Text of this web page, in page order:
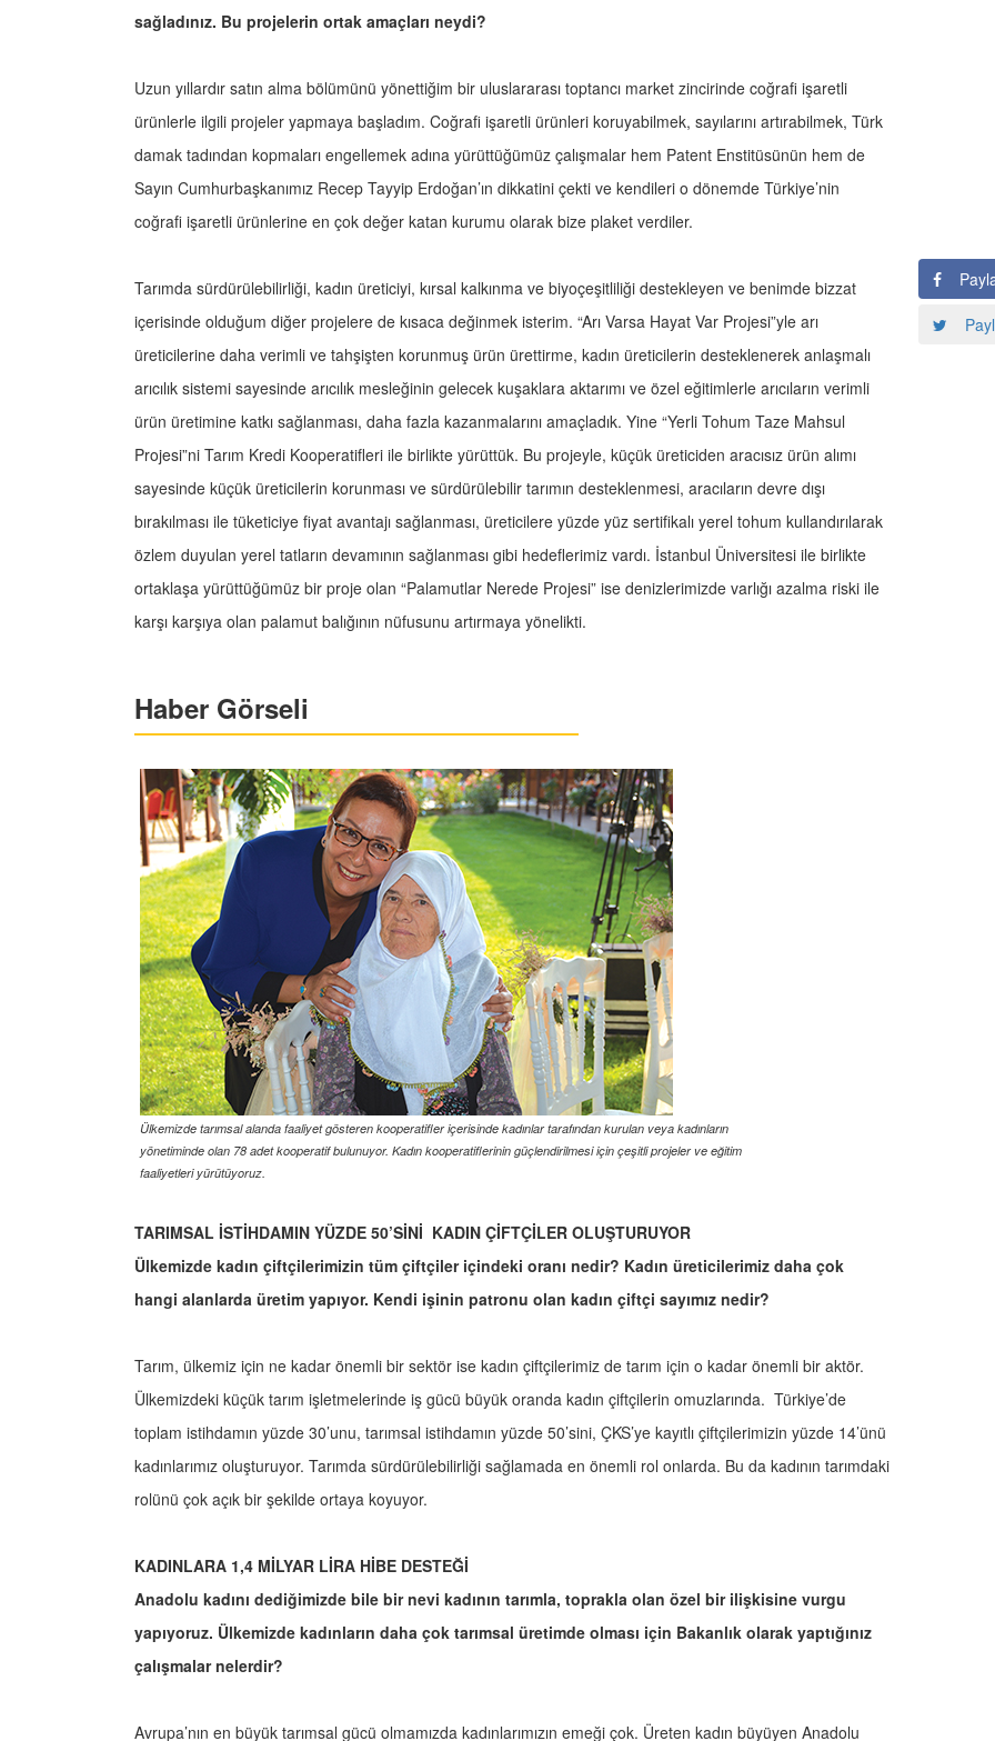
sağladınız. Bu projelerin ortak amaçları neydi?
Uzun yıllardır satın alma bölümünü yönettiğim bir uluslararası toptancı market zincirinde coğrafi işaretli
ürünlerle ilgili projeler yapmaya başladım. Coğrafi işaretli ürünleri koruyabilmek, sayılarını artırabilmek, Türk
damak tadından kopmaları engellemek adına yürüttüğümüz çalışmalar hem Patent Enstitüsünün hem de
Sayın Cumhurbaşkanımız Recep Tayyip Erdoğan’ın dikkatini çekti ve kendileri o dönemde Türkiye’nin
coğrafi işaretli ürünlerine en çok değer katan kurumu olarak bize plaket verdiler.
Tarımda sürdürülebilirliği, kadın üreticiyi, kırsal kalkınma ve biyoçeşitliliği destekleyen ve benimde bizzat
içerisinde olduğum diğer projelere de kısaca değinmek isterim. “Arı Varsa Hayat Var Projesi”yle arı
üreticilerine daha verimli ve tahşişten korunmuş ürün ürettirme, kadın üreticilerin desteklenerek anlaşmalı
arıcılık sistemi sayesinde arıcılık mesleğinin gelecek kuşaklara aktarımı ve özel eğitimlerle arıcıların verimli
ürün üretimine katkı sağlanması, daha fazla kazanmalarını amaçladık. Yine “Yerli Tohum Taze Mahsul
Projesi”ni Tarım Kredi Kooperatifleri ile birlikte yürüttük. Bu projeyle, küçük üreticiden aracısız ürün alımı
sayesinde küçük üreticilerin korunması ve sürdürülebilir tarımın desteklenmesi, aracıların devre dışı
bırakılması ile tüketiciye fiyat avantajı sağlanması, üreticilere yüzde yüz sertifikalı yerel tohum kullandırılarak
özlem duyulan yerel tatların devamının sağlanması gibi hedeflerimiz vardı. İstanbul Üniversitesi ile birlikte
ortaklaşa yürüttüğümüz bir proje olan “Palamutlar Nerede Projesi” ise denizlerimizde varlığı azalma riski ile
karşı karşıya olan palamut balığının nüfusunu artırmaya yönelikti.
Haber Görseli
Ülkemizde tarımsal alanda faaliyet gösteren kooperatifler içerisinde kadınlar tarafından kurulan veya kadınların
yönetiminde olan 78 adet kooperatif bulunuyor. Kadın kooperatiflerinin güçlendirilmesi için çeşitli projeler ve eğitim
faaliyetleri yürütüyoruz.
TARIMSAL İSTİHDAMIN YÜZDE 50’SİNİ KADIN ÇİFTÇİLER OLUŞTURUYOR
Ülkemizde kadın çiftçilerimizin tüm çiftçiler içindeki oranı nedir? Kadın üreticilerimiz daha çok
hangi alanlarda üretim yapıyor. Kendi işinin patronu olan kadın çiftçi sayımız nedir?
Tarım, ülkemiz için ne kadar önemli bir sektör ise kadın çiftçilerimiz de tarım için o kadar önemli bir aktör.
Ülkemizdeki küçük tarım işletmelerinde iş gücü büyük oranda kadın çiftçilerin omuzlarında. Türkiye’de
toplam istihdamın yüzde 30’unu, tarımsal istihdamın yüzde 50’sini, ÇKS’ye kayıtlı çiftçilerimizin yüzde 14’ünü
kadınlarımız oluşturuyor. Tarımda sürdürülebilirliği sağlamada en önemli rol onlarda. Bu da kadının tarımdaki
rolünü çok açık bir şekilde ortaya koyuyor.
KADINLARA 1,4 MİLYAR LİRA HİBE DESTEĞİ
Anadolu kadını dediğimizde bile bir nevi kadının tarımla, toprakla olan özel bir ilişkisine vurgu
yapıyoruz. Ülkemizde kadınların daha çok tarımsal üretimde olması için Bakanlık olarak yaptığınız
çalışmalar nelerdir?
Avrupa’nın en büyük tarımsal gücü olmamızda kadınlarımızın emeği çok. Üreten kadın büyüyen Anadolu